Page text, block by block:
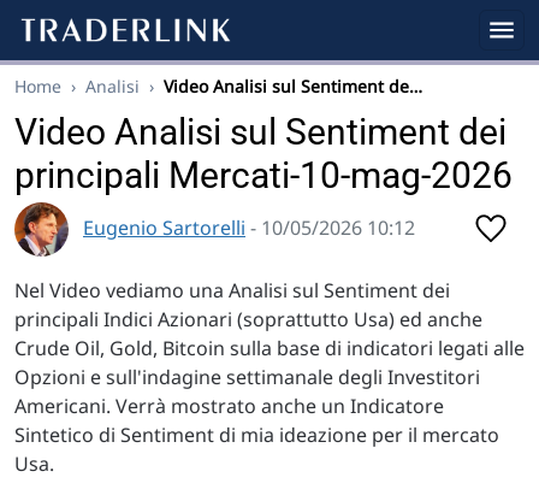
Home › Analisi › Video Analisi sul Sentiment de…
Video Analisi sul Sentiment dei
principali Mercati-10-mag-2026
Eugenio Sartorelli - 10/05/2026 10:12
Nel Video vediamo una Analisi sul Sentiment dei
principali Indici Azionari (soprattutto Usa) ed anche
Crude Oil, Gold, Bitcoin sulla base di indicatori legati alle
Opzioni e sull'indagine settimanale degli Investitori
Americani. Verrà mostrato anche un Indicatore
Sintetico di Sentiment di mia ideazione per il mercato
Usa.